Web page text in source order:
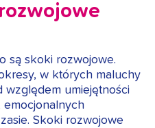
są skoki rozwojowe.
w których maluchy
względem umiejętności
Skoki rozwojowe